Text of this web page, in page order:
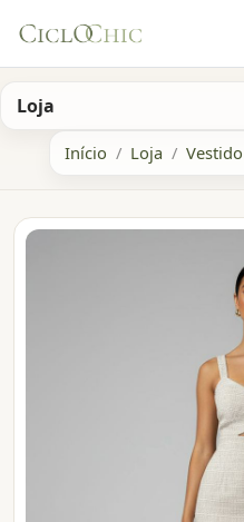
Loja
Início Loja Vestido